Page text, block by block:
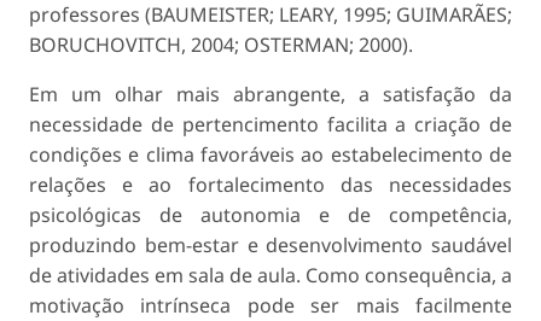
professores (BAUMEISTER; LEARY, 1995; GUIMARÃES;
BORUCHOVITCH, 2004; OSTERMAN; 2000).
Em um olhar mais abrangente, a satisfação da
necessidade de pertencimento facilita a criação de
condições e clima favoráveis ao estabelecimento de
relações e ao fortalecimento das necessidades
psicológicas de autonomia e de competência,
produzindo bem-estar e desenvolvimento saudável
de atividades em sala de aula. Como consequência, a
motivação intrínseca pode ser mais facilmente